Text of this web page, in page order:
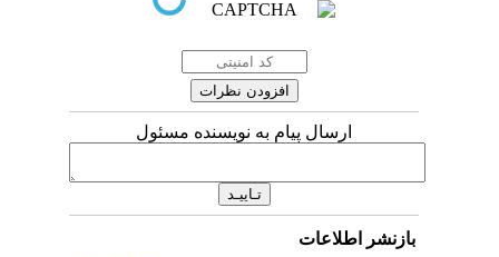
ارسال پیام به نویسنده مسئول
بازنشر اطلاعات